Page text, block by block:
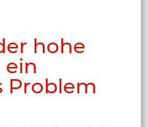
hohe
ein
Problem